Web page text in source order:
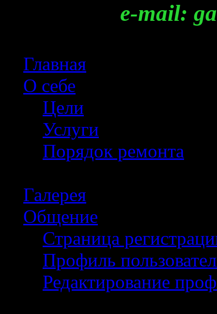
e-mail:
Главная
О себе
Цели
Услуги
Порядок ремонта
Галерея
Общение
Страница
Профиль
Редактирование